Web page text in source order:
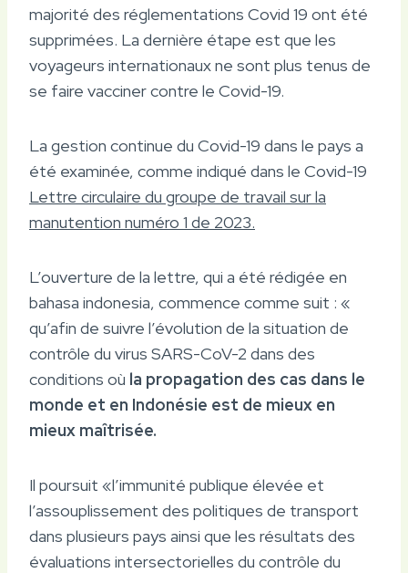
majorité des réglementations Covid 19 ont été
supprimées. La dernière étape est que les
voyageurs internationaux ne sont plus tenus de
se faire vacciner contre le Covid-19.
La gestion continue du Covid-19 dans le pays a
été examinée, comme indiqué dans le Covid-19
Lettre circulaire du groupe de travail sur la
manutention numéro 1 de 2023.
L’ouverture de la lettre, qui a été rédigée en
bahasa indonesia, commence comme suit : «
qu’afin de suivre l’évolution de la situation de
contrôle du virus SARS-CoV-2 dans des
conditions où la propagation des cas dans le
monde et en Indonésie est de mieux en
mieux maîtrisée.
Il poursuit «l’immunité publique élevée et
l’assouplissement des politiques de transport
dans plusieurs pays ainsi que les résultats des
évaluations intersectorielles du contrôle du